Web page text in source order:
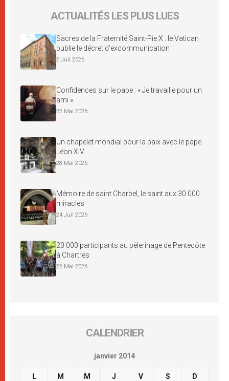
ACTUALITÉS LES PLUS LUES
Sacres de la Fraternité Saint-Pie X : le Vatican
publie le décret d’excommunication
2 Juil 2026
Confidences sur le pape : « Je travaille pour un
ami »
22 Mai 2026
Un chapelet mondial pour la paix avec le pape
Léon XIV
28 Mai 2026
Mémoire de saint Charbel, le saint aux 30 000
miracles
24 Juil 2026
20 000 participants au pèlerinage de Pentecôte
à Chartres
22 Mai 2026
CALENDRIER
janvier 2014
L M M J V S D